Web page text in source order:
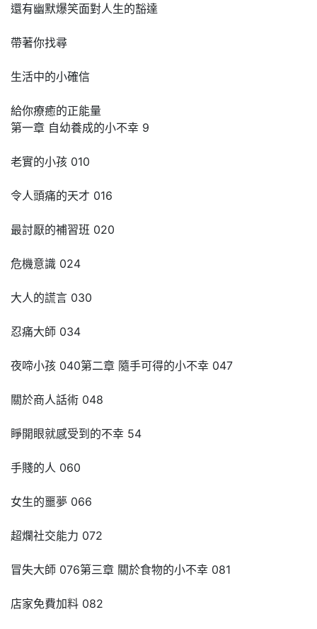
還有幽默爆笑面對人生的豁達
帶著你找尋
生活中的小確信
給你療癒的正能量
第一章 自幼養成的小不幸 9
老實的小孩 010
令人頭痛的天才 016
最討厭的補習班 020
危機意識 024
大人的謊言 030
忍痛大師 034
夜啼小孩 040第二章 隨手可得的小不幸 047
關於商人話術 048
睜開眼就感受到的不幸 54
手賤的人 060
女生的噩夢 066
超爛社交能力 072
冒失大師 076第三章 關於食物的小不幸 081
店家免費加料 082